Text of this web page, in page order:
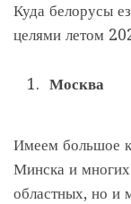
Куда белорусы
целями летом
Москва
Имеем большое
Минска и многих
областных, но и